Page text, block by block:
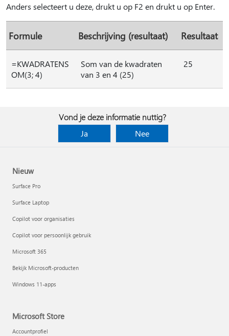
Anders selecteert u deze, drukt u op F2 en drukt u op Enter.
Formule Beschrijving (resultaat) Resultaat
=KWADRATENS
OM(3; 4)
Som van de kwadraten
van 3 en 4 (25)
25
Vond je deze informatie nuttig?
Ja
Nee
Nieuw
Surface Pro
Surface Laptop
Copilot voor organisaties
Copilot voor persoonlijk gebruik
Microsoft 365
Bekijk Microsoft-producten
Windows 11-apps
Microsoft Store
Accountprofiel